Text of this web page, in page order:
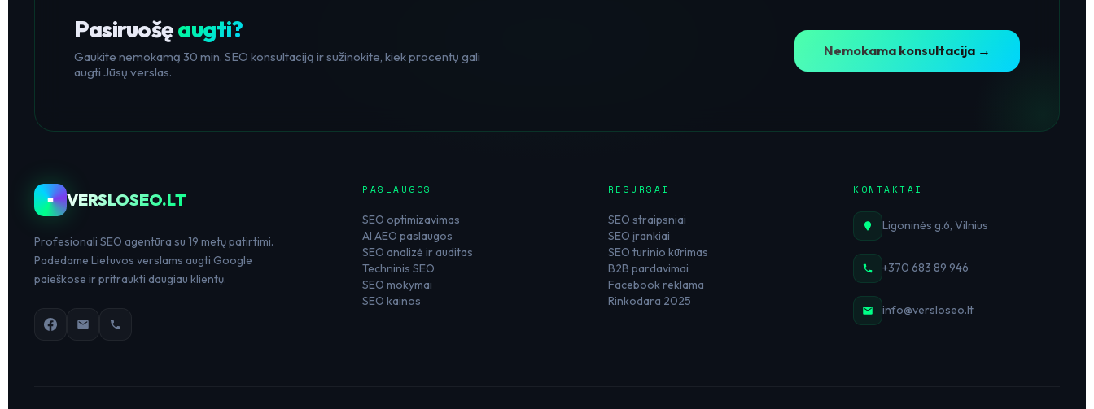
Pasiruošęaugti?
Gaukite nemokamą 30 min. SEO konsultaciją ir sužinokite, kiek procentų gali
augti Jūsų verslas.
Nemokama konsultacija →
VERSLOSEO.LT
Profesionali SEO agentūra su 19 metų patirtimi.
Padedame Lietuvos verslams augti Google
paieškose ir pritraukti daugiau klientų.
PASLAUGOS
SEO optimizavimas
AI AEO paslaugos
SEO analizė ir auditas
Techninis SEO
SEO mokymai
SEO kainos
RESURSAI
SEO straipsniai
SEO įrankiai
SEO turinio kūrimas
B2B pardavimai
Facebook reklama
Rinkodara 2025
KONTAKTAI
Ligoninės g.6, Vilnius
+370 683 89 946
info@versloseo.lt